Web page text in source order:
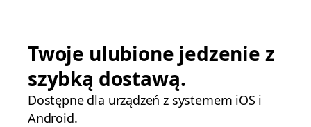
Twoje ulubione jedzenie z
szybką dostawą.
Dostępne dla urządzeń z systemem iOS i
Android.